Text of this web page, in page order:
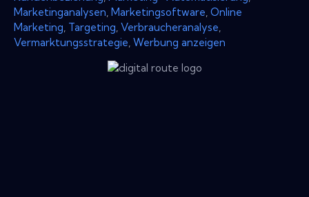
Marketinganalysen Marketingsoftware Online
Marketing Targeting Verbraucheranalyse
Vermarktungsstrategie Werbung anzeigen